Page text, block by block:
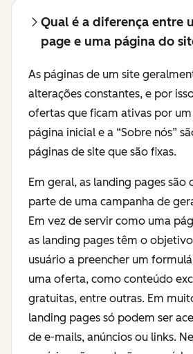
Qual é a diferença entre
page e uma página do
As páginas de um site
alterações constantes, e por
ofertas que ficam ativas por
página inicial e a “Sobre nós”
páginas de site que são fixas.
Em geral, as landing pages são
parte de uma campanha de
Em vez de servir como uma
as landing pages têm o
usuário a preencher um
uma oferta, como conteúdo
gratuitas, entre outras. Em
landing pages só podem ser
de e-mails, anúncios ou links.